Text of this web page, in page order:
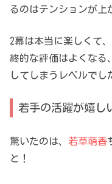
るのはテンションが上
2幕は本当に楽しくて
終的な評価はよくな
してしまうレベルでし
若手の活躍が嬉し
驚いたのは、 若草萌香
と！